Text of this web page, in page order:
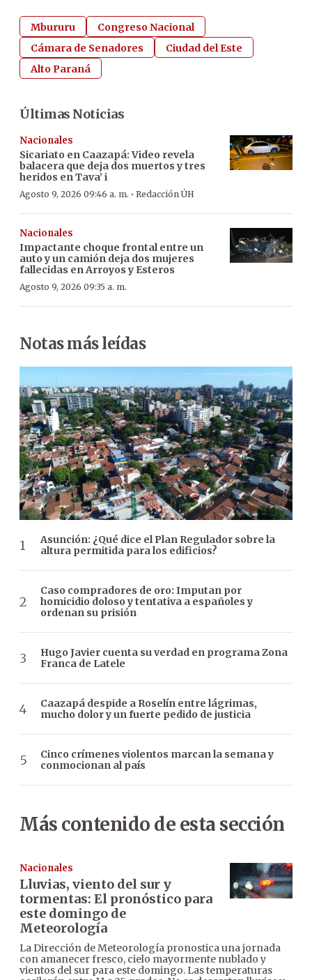
Mbururu
Congreso Nacional
Cámara de Senadores
Ciudad del Este
Alto Paraná
Últimas Noticias
Nacionales
Sicariato en Caazapá: Video revela
balacera que deja dos muertos y tres
heridos en Tava’ i
Agosto 9, 2026 09:46 a. m. · Redacción ÚH
Nacionales
Impactante choque frontal entre un
auto y un camión deja dos mujeres
fallecidas en Arroyos y Esteros
Agosto 9, 2026 09:35 a. m.
Notas más leídas
Asunción: ¿Qué dice el Plan Regulador sobre la
altura permitida para los edificios?
Caso compradores de oro: Imputan por
homicidio doloso y tentativa a españoles y
ordenan su prisión
Hugo Javier cuenta su verdad en programa Zona
Franca de Latele
Caazapá despide a Roselín entre lágrimas,
mucho dolor y un fuerte pedido de justicia
Cinco crímenes violentos marcan la semana y
conmocionan al país
Más contenido de esta sección
Nacionales
Lluvias, viento del sur y
tormentas: El pronóstico para
este domingo de
Meteorología
La Dirección de Meteorología pronostica una jornada
con amanecer fresco, cielo mayormente nublado y
vientos del sur para este domingo. Las temperaturas